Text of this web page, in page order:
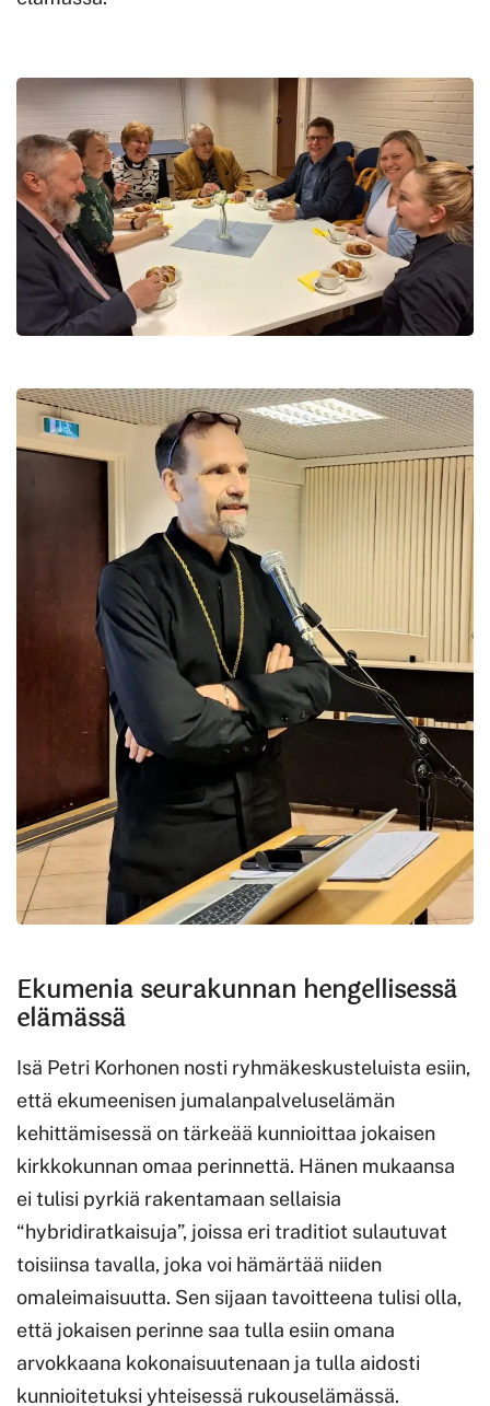
Ekumenia seurakunnan hengellisessä
elämässä
Isä Petri Korhonen nosti ryhmäkeskusteluista esiin,
että ekumeenisen jumalanpalveluselämän
kehittämisessä on tärkeää kunnioittaa jokaisen
kirkkokunnan omaa perinnettä. Hänen mukaansa
ei tulisi pyrkiä rakentamaan sellaisia
“hybridiratkaisuja”, joissa eri traditiot sulautuvat
toisiinsa tavalla, joka voi hämärtää niiden
omaleimaisuutta. Sen sijaan tavoitteena tulisi olla,
että jokaisen perinne saa tulla esiin omana
arvokkaana kokonaisuutenaan ja tulla aidosti
kunnioitetuksi yhteisessä rukouselämässä.